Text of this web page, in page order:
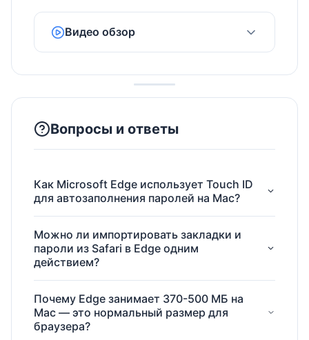
Security вы всегда можете отозвать разрешения
для Edge, и браузер немедленно прекратит
доступ к защищённым ресурсам. Это отличает
которые используют собственные системы
управления разрешениями.
Видео обзор
Вопросы и ответы
Как Microsoft Edge использует Touch ID
для автозаполнения паролей на Mac?
Можно ли импортировать закладки и
пароли из Safari в Edge одним
действием?
Почему Edge занимает 370-500 МБ на
Mac — это нормальный размер для
браузера?